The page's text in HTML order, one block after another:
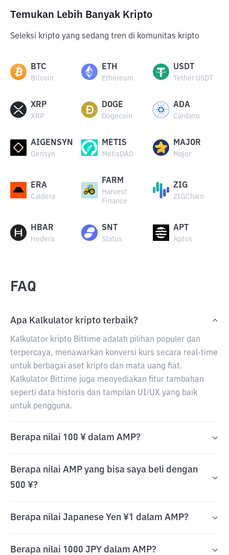
Temukan Lebih Banyak Kripto
Seleksi kripto yang sedang tren di komunitas kripto
BTC
Bitcoin
ETH
Ethereum
USDT
Tether USDT
XRP
XRP
DOGE
Dogecoin
ADA
Cardano
AIGENSYN
Gensyn
METIS
MetisDAO
MAJOR
Major
ERA
Caldera
FARM
Harvest
Finance
ZIG
ZIGChain
HBAR
Hedera
SNT
Status
APT
Aptos
FAQ
Apa Kalkulator kripto terbaik?
Kalkulator kripto Bittime adalah pilihan populer dan
terpercaya, menawarkan konversi kurs secara real-time
untuk berbagai aset kripto dan mata uang fiat.
Kalkulator Bittime juga menyediakan fitur tambahan
seperti data historis dan tampilan UI/UX yang baik
untuk pengguna.
Berapa nilai 100 ¥ dalam AMP?
Berapa nilai AMP yang bisa saya beli dengan
500 ¥?
Berapa nilai Japanese Yen ¥1 dalam AMP?
Berapa nilai 1000 JPY dalam AMP?